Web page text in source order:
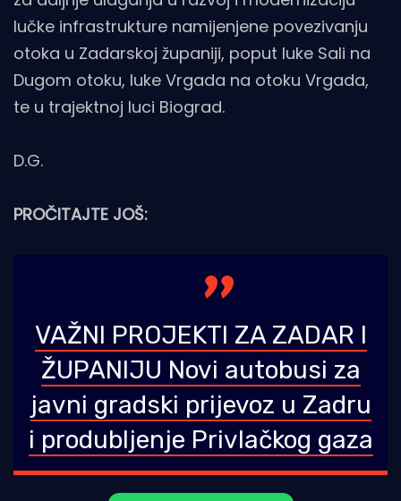
lučke infrastrukture namijenjene povezivanju
otoka u Zadarskoj županiji, poput luke Sali na
Dugom otoku, luke Vrgada na otoku Vrgada,
te u trajektnoj luci Biograd.
D.G.
PROČITAJTE JOŠ:
VAŽNI PROJEKTI ZA ZADAR I
ŽUPANIJU Novi autobusi za
javni gradski prijevoz u Zadru
i produbljenje Privlačkog gaza